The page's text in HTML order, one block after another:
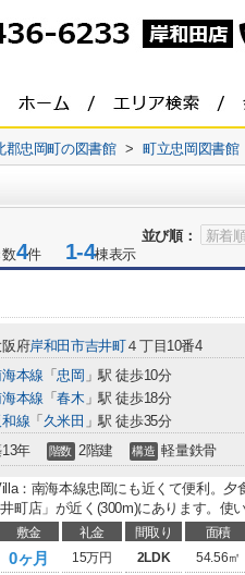
郡忠岡町の図書館 > 町立忠岡図書館
並び順：
4件 1-4棟表示
阪府岸和田市吉井町４丁目10番4
本線 「忠岡 」駅 徒歩10分
本線 「春木 」駅 徒歩18分
和線 「 久米田 」駅 徒歩35分
年 階数 2階建 構造 軽量鉄骨
：南海本線忠岡にも近くて便利。
町店」が近く(300m)にあります。使
敷金 礼金 間取り 面積
0ヶ月 15万円 2LDK 54.56㎡